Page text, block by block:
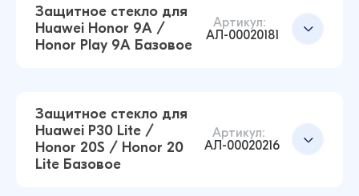
Защитное стекло для
Huawei Honor 9A /
Honor Play 9A Базовое
Артикул:
АЛ-00020181
Защитное стекло для
Huawei P30 Lite /
Honor 20S / Honor 20
Lite Базовое
Артикул:
АЛ-00020216